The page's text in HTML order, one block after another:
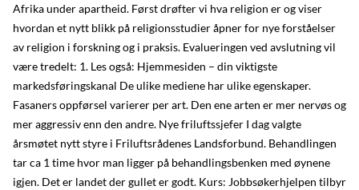
Afrika under apartheid. Først drøfter vi hva religion er og viser
hvordan et nytt blikk på religionsstudier åpner for nye forståelser
av religion i forskning og i praksis. Evalueringen ved avslutning vil
være tredelt: 1. Les også: Hjemmesiden – din viktigste
markedsføringskanal De ulike mediene har ulike egenskaper.
Fasaners oppførsel varierer per art. Den ene arten er mer nervøs og
mer aggressiv enn den andre. Nye friluftssjefer I dag valgte
årsmøtet nytt styre i Friluftsrådenes Landsforbund. Behandlingen
tar ca 1 time hvor man ligger på behandlingsbenken med øynene
igjen. Det er landet der gullet er godt. Kurs: Jobbsøkerhjelpen tilbyr